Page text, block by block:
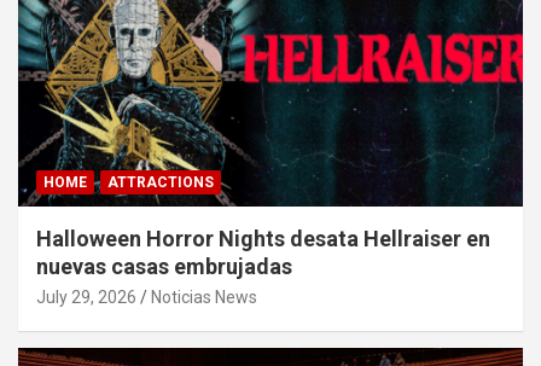
HOME ATTRACTIONS
Halloween Horror Nights desata Hellraiser en
nuevas casas embrujadas
July 29, 2026 Noticias News